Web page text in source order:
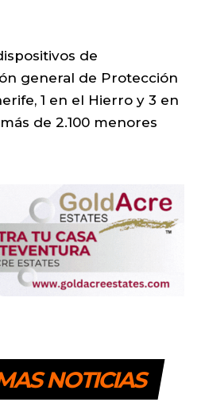
de
general de Protección
1 en el Hierro y 3 en
de 2.100 menores
NOTICIAS